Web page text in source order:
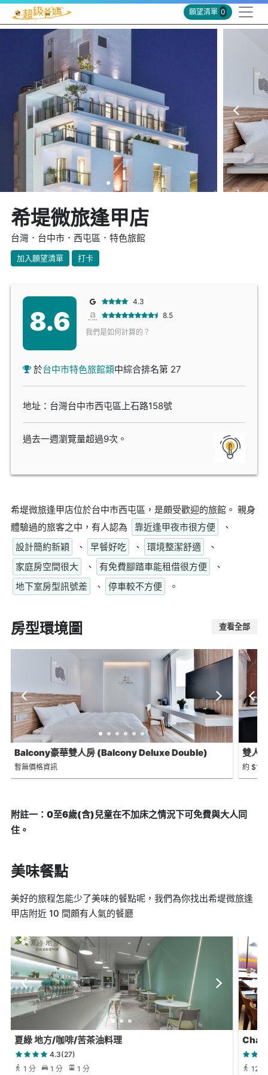
願望清單 0
希堤微旅逢甲店
台灣．台中市．西屯區．特色旅館
加入願望清單 打卡
8.6
4.3
8.5
我們是如何計算的？
於台中市特色旅館類中綜合排名第 27
地址：台灣台中市西屯區上石路158號
過去一週瀏覽量超過9次。
希堤微旅逢甲店位於台中市西屯區，是頗受歡迎的旅館。 親身
體驗過的旅客之中，有人認為
靠近逢甲夜市很方便
、
設計簡約新穎
、 早餐好吃 、 環境整潔舒適
、
家庭房空間很大
、 有免費腳踏車能租借很方便
、
地下室房型訊號差
、 停車較不方便 。
房型環境圖 查看全部
Balcony豪華雙人房 (Balcony Deluxe Double)
暫無價格資訊
雙人
約
附註一：0至6歲(含)兒童在不加床之情況下可免費與大人同
住。
美味餐點
美好的旅程怎能少了美味的餐點呢，我們為你找出希堤微旅逢
甲店附近 10 間頗有人氣的餐廳
夏綠 地方/咖啡/苦茶油料理
4.3(27)
1 分
1 分 1 分 12 分